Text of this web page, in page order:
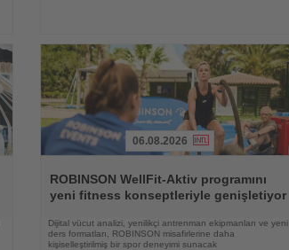
Oku
06.08.2026
ROBINSON WellFit-Aktiv programını
yeni fitness konseptleriyle genişletiyor
Dijital vücut analizi, yenilikçi antrenman ekipmanları ve yeni
ders formatları, ROBINSON misafirlerine daha
kişiselleştirilmiş bir spor deneyimi sunacak